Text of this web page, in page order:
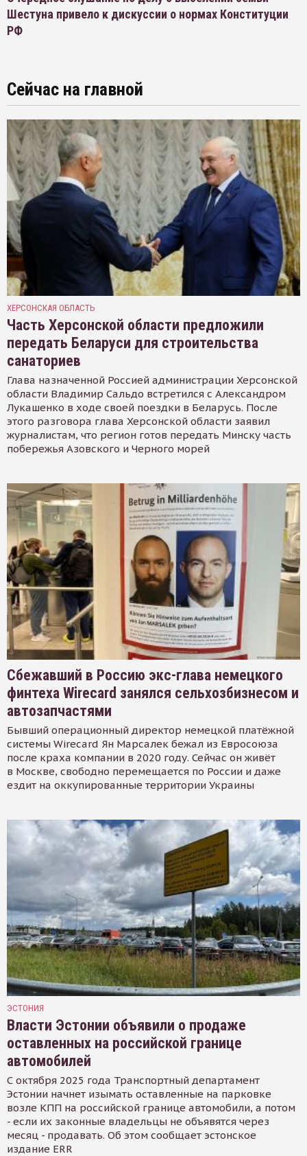
Шестуна привело к дискуссии о нормах Конституции
РФ
Сейчас на главной
ХЕРСОНСКАЯ ОБЛАСТЬ
Часть Херсонской области предложили
передать Беларуси для строительства
санаториев
Глава назначенной Россией администрации Херсонской
области Владимир Сальдо встретился с Александром
Лукашенко в ходе своей поездки в Беларусь. После
этого разговора глава Херсонской области заявил
журналистам, что регион готов передать Минску часть
побережья Азовского и Черного морей
Сбежавший в Россию экс-глава немецкого
финтеха Wirecard занялся сельхозбизнесом и
автозапчастями
Бывший операционный директор немецкой платёжной
системы Wirecard Ян Марсалек бежал из Евросоюза
после краха компании в 2020 году. Сейчас он живёт
в Москве, свободно перемещается по России и даже
ездит на оккупированные территории Украины
ЭСТОНИЯ
Власти Эстонии объявили о продаже
оставленных на российской границе
автомобилей
С октября 2025 года Транспортный департамент
Эстонии начнет изымать оставленные на парковке
возле КПП на российской границе автомобили, а потом
- если их законные владельцы не объявятся через
месяц - продавать. Об этом сообщает эстонское
издание ERR